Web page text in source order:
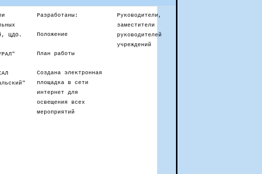
ЦДО.
Разработаны:
Положение
План работы
Создана электронная
площадка в сети
интернет для
освещения всех
мероприятий
Руководители,
заместители
руководителей
учреждений